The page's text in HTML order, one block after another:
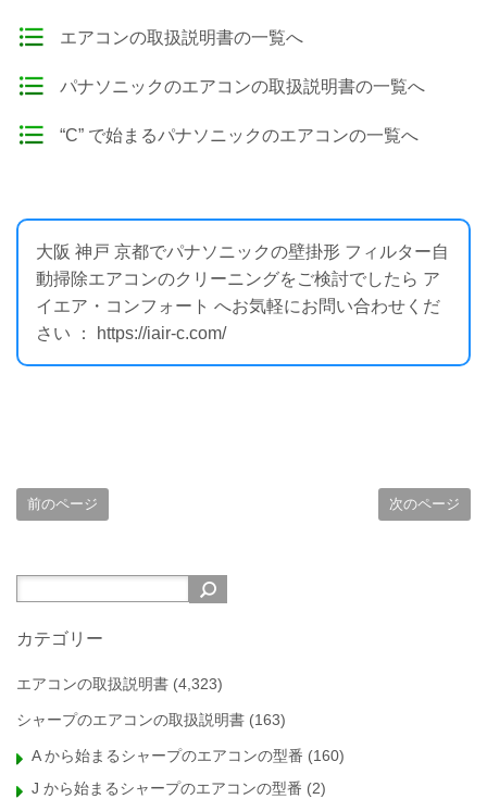
エアコンの取扱説明書の一覧へ
パナソニックのエアコンの取扱説明書の一覧へ
“C” で始まるパナソニックのエアコンの一覧へ
大阪 神戸 京都でパナソニックの壁掛形 フィルター自
動掃除エアコンのクリーニングをご検討でしたら ア
イエア・コンフォート へお気軽にお問い合わせくだ
さい ： https://iair-c.com/
前のページ 次のページ
カテゴリー
エアコンの取扱説明書 (4,323)
シャープのエアコンの取扱説明書 (163)
A から始まるシャープのエアコンの型番 (160)
J から始まるシャープのエアコンの型番 (2)